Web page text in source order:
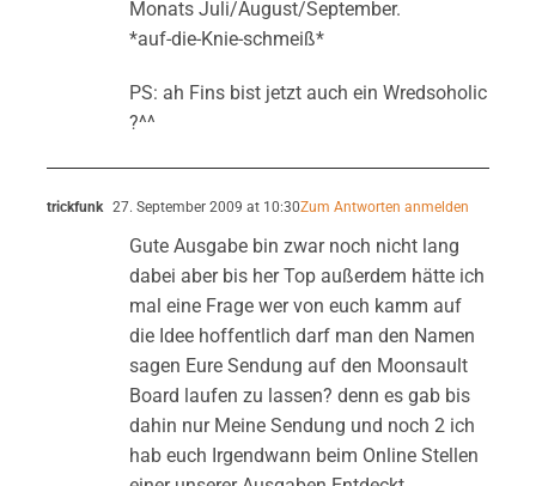
Monats Juli/August/September.
*auf-die-Knie-schmeiß*
PS: ah Fins bist jetzt auch ein Wredsoholic
?^^
trickfunk 27. September 2009 at 10:30Zum Antworten anmelden
Gute Ausgabe bin zwar noch nicht lang
dabei aber bis her Top außerdem hätte ich
mal eine Frage wer von euch kamm auf
die Idee hoffentlich darf man den Namen
sagen Eure Sendung auf den Moonsault
Board laufen zu lassen? denn es gab bis
dahin nur Meine Sendung und noch 2 ich
hab euch Irgendwann beim Online Stellen